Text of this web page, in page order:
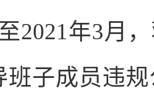
2021 年3月
班子成员违